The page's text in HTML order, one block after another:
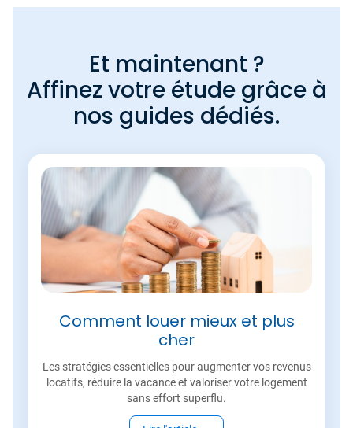
Et maintenant ?
Affinez votre étude grâce à
nos guides dédiés.
Comment louer mieux et plus
cher
Les stratégies essentielles pour augmenter vos revenus
locatifs, réduire la vacance et valoriser votre logement
sans effort superflu.